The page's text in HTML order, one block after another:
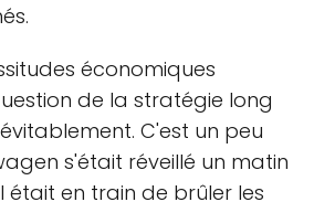
économiques
de la stratégie long
C'est un peu
s'était réveillé un matin
était en train de brûler les